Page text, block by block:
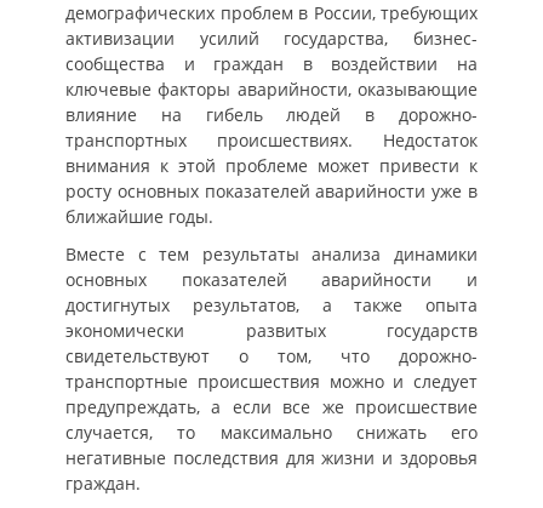
демографических проблем в России, требующих
активизации усилий государства, бизнес-
сообщества и граждан в воздействии на
ключевые факторы аварийности, оказывающие
влияние на гибель людей в дорожно-
транспортных происшествиях. Недостаток
внимания к этой проблеме может привести к
росту основных показателей аварийности уже в
ближайшие годы.
Вместе с тем результаты анализа динамики
основных показателей аварийности и
достигнутых результатов, а также опыта
экономически развитых государств
свидетельствуют о том, что дорожно-
транспортные происшествия можно и следует
предупреждать, а если все же происшествие
случается, то максимально снижать его
негативные последствия для жизни и здоровья
граждан.